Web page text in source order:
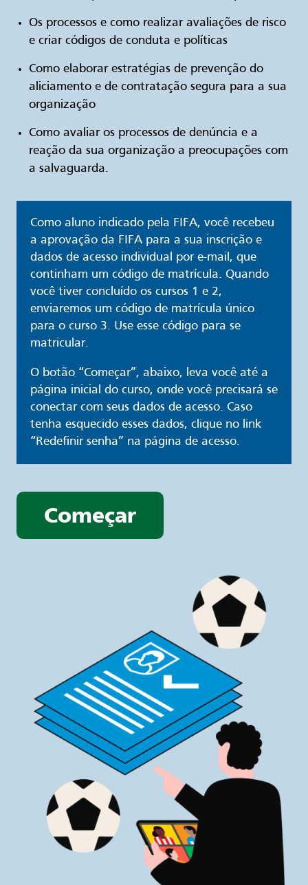
Os processos e como realizar avaliações de risco
e criar códigos de conduta e políticas
Como elaborar estratégias de prevenção do
aliciamento e de contratação segura para a sua
organização
Como avaliar os processos de denúncia e a
reação da sua organização a preocupações com
a salvaguarda.
Como aluno indicado pela FIFA, você recebeu
a aprovação da FIFA para a sua inscrição e
dados de acesso individual por e-mail, que
continham um código de matrícula. Quando
você tiver concluído os cursos 1 e 2,
enviaremos um código de matrícula único
para o curso 3. Use esse código para se
matricular.
O botão “Começar”, abaixo, leva você até a
página inicial do curso, onde você precisará se
conectar com seus dados de acesso. Caso
tenha esquecido esses dados, clique no link
“Redefinir senha” na página de acesso.
Começar